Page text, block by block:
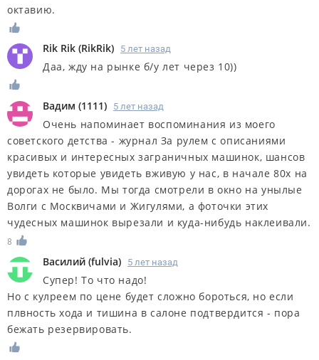
октавию.
Rik Rik (RikRik) 5 лет назад
Даа, жду на рынке б/у лет через 10))
Вадим (1111) 5 лет назад
Очень напоминает воспоминания из моего
советского детства - журнал За рулем с описаниями
красивых и интересных заграничных машинок, шансов
увидеть которые увидеть вживую у нас, в начале 80х на
дорогах не было. Мы тогда смотрели в окно на унылые
Волги с Москвичами и Жигулями, а фоточки этих
чудесных машинок вырезали и куда-нибудь наклеивали.
8
Василий (fulvia) 5 лет назад
Супер! То что надо!
Но с кулреем по цене будет сложно бороться, но если
плвность хода и тишина в салоне подтвердится - пора
бежать резервировать.